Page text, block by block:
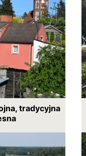
tradycyjna